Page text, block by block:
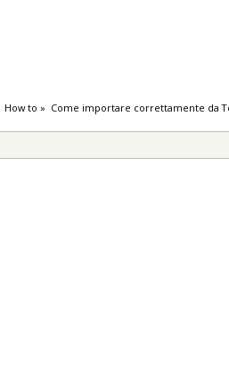
How to » Come importare correttamente da